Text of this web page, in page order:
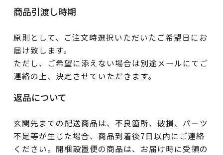
商品引渡し時期
原則として、ご注文時選択いただいたご希望日にお
届け致します。
ただし、ご希望に添えない場合は別途メールにてご
連絡の上、決定させていただきます。
返品について
玄関先までの配送商品は、不良箇所、破損、パーツ
不足等が生じた場合、商品到着後7日以内にご連絡
ください。開梱設置便の商品は、お届け時に受領の